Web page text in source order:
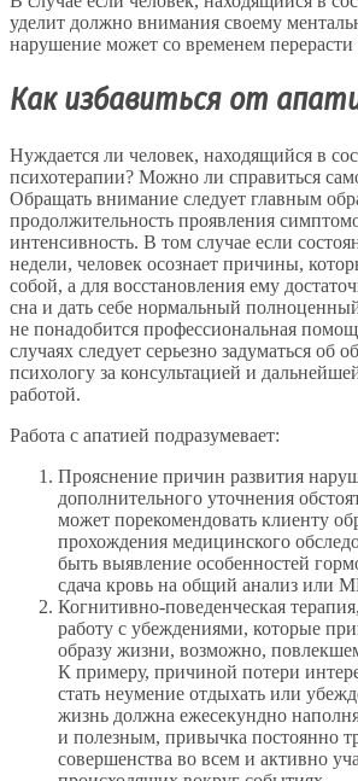
уделит должно внимания своему
нарушение может со временем
Как избавиться от
Нуждается ли человек, находящийся в
психотерапии? Можно ли справиться
Обращать внимание следует главным
продолжительность проявления
интенсивность. В том случае если
недели, человек осознает причины,
собой, а для восстановления ему
сна и дать себе нормальный
не понадобится профессиональная
случаях следует серьезно задуматься об
психологу за консультацией и
работой.
Работа с апатией подразумевает:
Прояснение причин развития
дополнительного уточнения
может порекомендовать клиенту
прохождения медицинского
быть выявление особенностей
сдача кровь на общий анализ или
Когнитивно-поведенческая
работу с убеждениями, которые
образу жизни, возможно,
К примеру, причиной потери
стать неумение отдыхать или
жизнь должна ежесекундно
и полезным, привычка постоянно
совершенства во всем и активно